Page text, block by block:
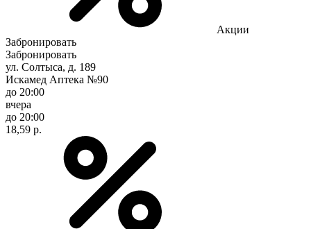
Акции
Забронировать
Забронировать
ул. Солтыса, д. 189
Искамед Аптека №90
до 20:00
вчера
до 20:00
18,59 р.